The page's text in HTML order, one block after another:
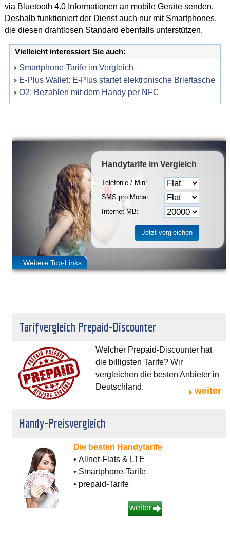
via Bluetooth 4.0 Informationen an mobile Geräte senden.
Deshalb funktioniert der Dienst auch nur mit Smartphones,
die diesen drahtlosen Standard ebenfalls unterstützen.
Vielleicht interessiert Sie auch:
Smartphone-Tarife im Vergleich
E-Plus Wallet: E-Plus startet elektronische Brieftasche
O2: Bezahlen mit dem Handy per NFC
Handytarife im Vergleich
Telefonie / Min:
SMS pro Monat:
Internet MB:
Tarifvergleich Prepaid-Discounter
Welcher Prepaid-Discounter hat
die billigsten Tarife? Wir
vergleichen die besten Anbieter in
Deutschland.
weiter
Handy-Preisvergleich
Die besten Handytarife
• Allnet-Flats & LTE
• Smartphone-Tarife
• prepaid-Tarife
weiter